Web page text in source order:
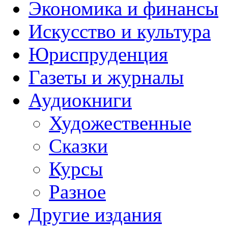
Экономика и финансы
Искусство и культура
Юриспруденция
Газеты и журналы
Аудиокниги
Художественные
Сказки
Курсы
Разное
Другие издания